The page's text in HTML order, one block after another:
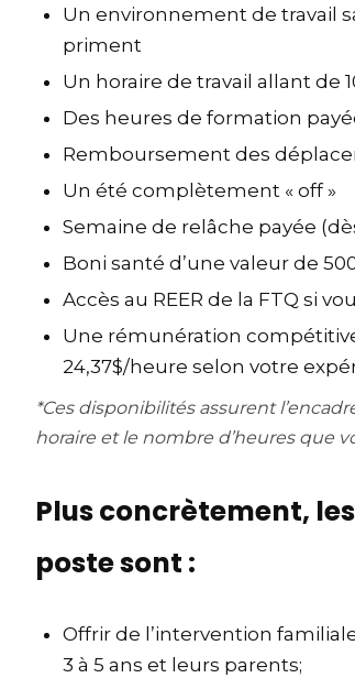
Un environnement de travail
priment
Un horaire de travail allant de
Des heures de formation
Remboursement des
Un été complètement « off »
Semaine de relâche payée
Boni santé d’une valeur de
Accès au REER de la FTQ si
Une rémunération
24,37$/heure selon votre
*Ces disponibilités assurent
horaire et le nombre d’heures que
Plus concrètement,
poste sont :
Offrir de l’intervention
3 à 5 ans et leurs parents;